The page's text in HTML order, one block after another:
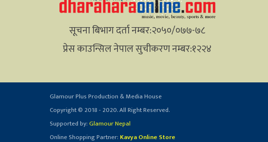
सूचना बिभाग दर्ता नम्बर:२०५०/०७७-७८
प्रेस काउन्सिल नेपाल सुचीकरण नम्बर:१२२४
Glamour Plus Production & Media House
Copyright © 2018 - 2020. All Right Reserved.
Supported by:Glamour Nepal
Online Shopping Partner: Kavya Online Store